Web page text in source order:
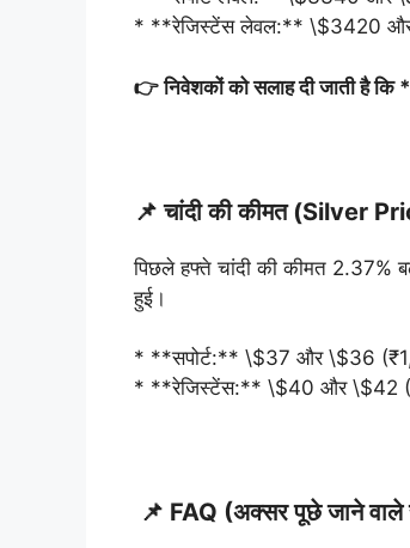
* **रेजिस्टेंस लेवल:** \$3420
👉 निवेशकों को सलाह दी जाती है कि
📌 चांदी की कीमत (Silver
पिछले हफ्ते चांदी की कीमत 2.37%
हुई।
* **सपोर्ट:** \$37 और \$36
* **रेजिस्टेंस:** \$40 और \$42
📌 FAQ (अक्सर पूछे जाने वाले